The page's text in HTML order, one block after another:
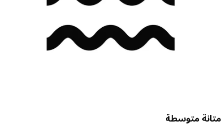
متوسطة